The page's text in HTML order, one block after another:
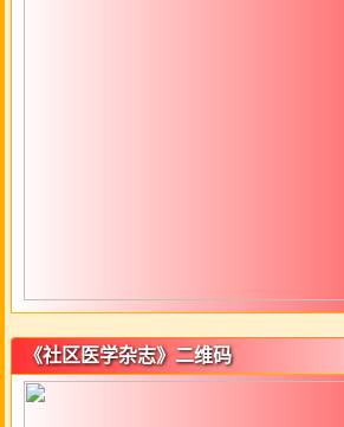
《社区医学杂志》二维码